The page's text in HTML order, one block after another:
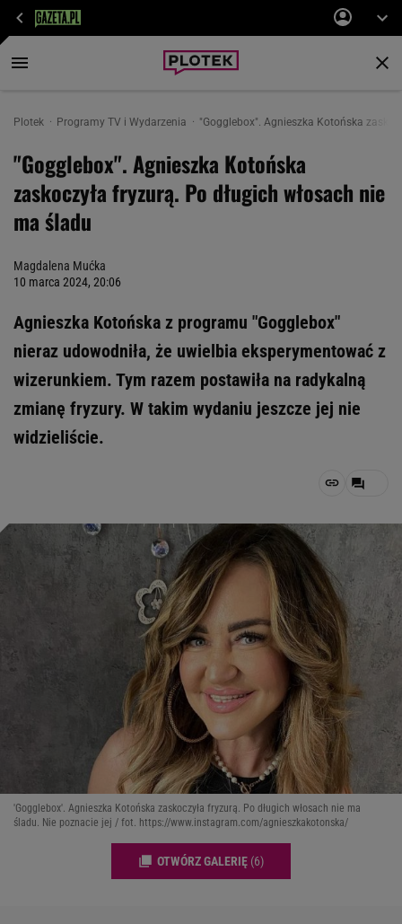
Plotek Programy TV i Wydarzenia "Gogglebox". Agnieszka Kotońska
"Gogglebox". Agnieszka Kotońska
zaskoczyła fryzurą. Po długich włosach nie
ma śladu
Magdalena Mućka
10 marca 2024, 20:06
Agnieszka Kotońska z programu "Gogglebox"
nieraz udowodniła, że uwielbia eksperymentować z
wizerunkiem. Tym razem postawiła na radykalną
zmianę fryzury. W takim wydaniu jeszcze jej nie
widzieliście.
'Gogglebox'. Agnieszka Kotońska zaskoczyła fryzurą. Po długich włosach nie ma
śladu. Nie poznacie jej / fot. https://www.instagram.com/agnieszkakotonska/
OTWÓRZ GALERIĘ (6)